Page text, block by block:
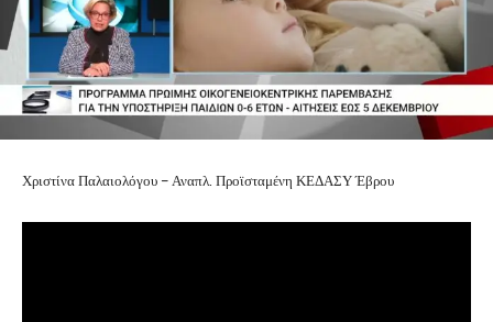
Χριστίνα Παλαιολόγου – Αναπλ. Προϊσταμένη ΚΕΔΑΣΥ Έβρου